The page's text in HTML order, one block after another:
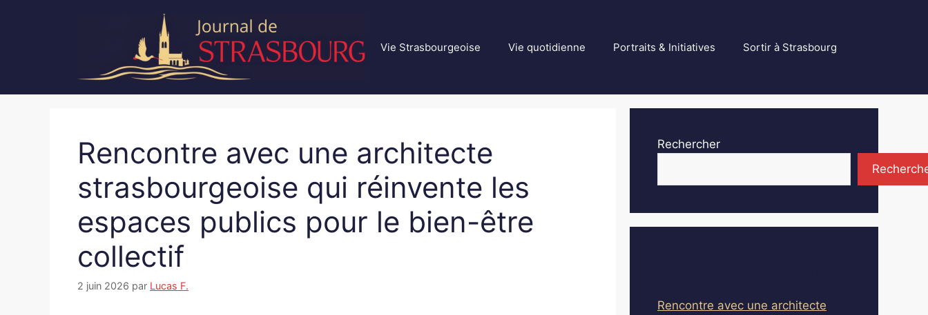
Vie Strasbourgeoise Vie quotidienne Portraits & Initiatives Sortir à Strasbourg
Rencontre avec une architecte
strasbourgeoise qui réinvente les
espaces publics pour le bien-être
collectif
2 juin 2026 par Lucas F.
Rechercher
Rencontre avec une architecte